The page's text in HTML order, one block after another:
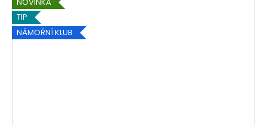
TIP
NÁMOŘNÍ KLUB